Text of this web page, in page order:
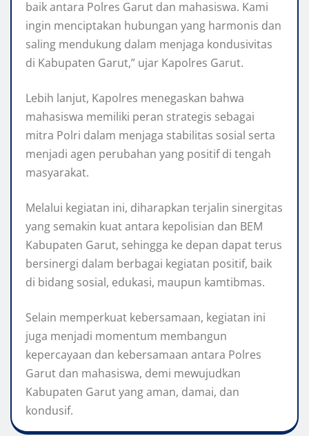
baik antara Polres Garut dan mahasiswa. Kami
ingin menciptakan hubungan yang harmonis dan
saling mendukung dalam menjaga kondusivitas
di Kabupaten Garut,” ujar Kapolres Garut.
Lebih lanjut, Kapolres menegaskan bahwa
mahasiswa memiliki peran strategis sebagai
mitra Polri dalam menjaga stabilitas sosial serta
menjadi agen perubahan yang positif di tengah
masyarakat.
Melalui kegiatan ini, diharapkan terjalin sinergitas
yang semakin kuat antara kepolisian dan BEM
Kabupaten Garut, sehingga ke depan dapat terus
bersinergi dalam berbagai kegiatan positif, baik
di bidang sosial, edukasi, maupun kamtibmas.
Selain memperkuat kebersamaan, kegiatan ini
juga menjadi momentum membangun
kepercayaan dan kebersamaan antara Polres
Garut dan mahasiswa, demi mewujudkan
Kabupaten Garut yang aman, damai, dan
kondusif.